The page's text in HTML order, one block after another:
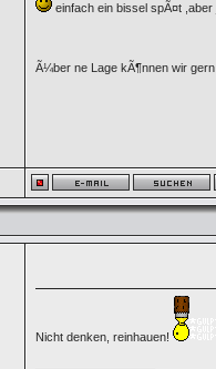
einfach ein bissel spÃ¤t
Ã¼ber ne Lage kÃ¶nnen wir
Nicht denken, reinhauen!